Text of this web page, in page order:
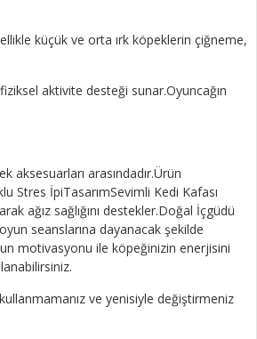
küçük ve orta ırk köpeklerin çiğneme,
aktivite desteği sunar.Oyuncağın
aksesuarları arasındadır.Ürün
Stres İpiTasarımSevimli Kedi Kafası
ağız sağlığını destekler.Doğal İçgüdü
seanslarına dayanacak şekilde
motivasyonu ile köpeğinizin enerjisini
ve yenisiyle değiştirmeniz